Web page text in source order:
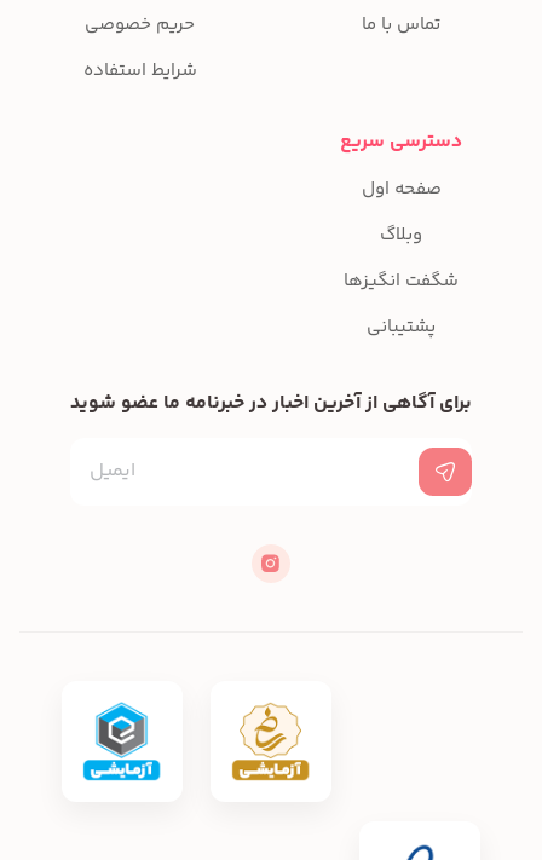
تماس با ما
حریم خصوصی
شرایط استفاده
دسترسی سریع
صفحه اول
وبلاگ
شگفت انگیزها
پشتیبانی
برای آگاهی از آخرین اخبار در خبرنامه ما عضو شوید